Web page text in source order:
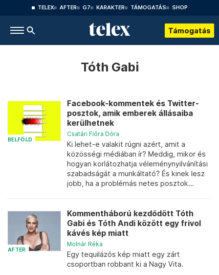
TELEX AFTER G7 KARAKTER TÁMOGATÁS SHOP
Támogatás
Tóth Gabi
BELFÖLD
Facebook-kommentek és Twitter-
posztok, amik emberek állásaiba
kerülhetnek
Csatári Flóra Dóra
Ki lehet-e valakit rúgni azért, amit a
közösségi médiában ír? Meddig, mikor és
hogyan korlátozhatja véleménynyilvánítási
szabadságát a munkáltató? És kinek lesz
jobb, ha a problémás netes posztok...
AFTER
Kommentháború kezdődött Tóth
Gabi és Tóth Andi között egy frivol
kávés kép miatt
Molnár Réka
Egy tequilázós kép miatt egy zárt
csoportban robbant ki a Nagy Vita.